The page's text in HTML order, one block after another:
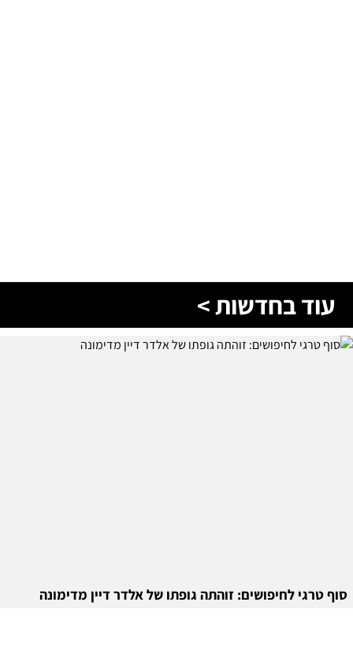
עוד בחדשות >
סוף טרגי לחיפושים: זוהתה גופתו של אלדר דיין מדימונה